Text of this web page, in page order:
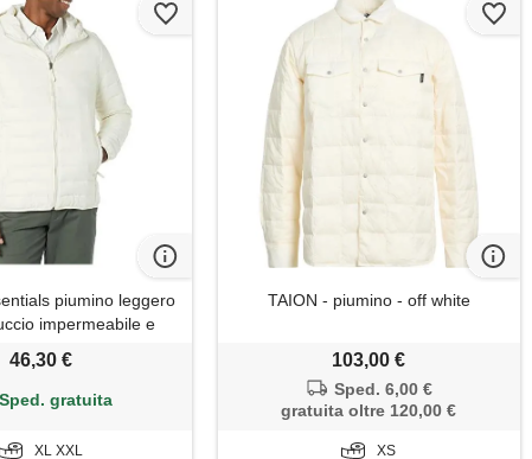
piumino leggero
impermeabile e
beige chiaro, xxl
46,30 €
Sped. gratuita
XL XXL
TAION - piumino - off white
103,00 €
Sped. 6,00 €
gratuita oltre 120,00 €
XS